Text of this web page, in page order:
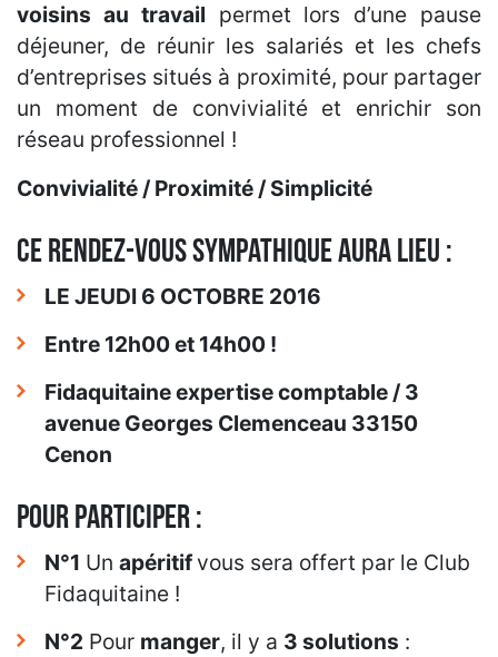
voisins au travail permet lors d’une pause
déjeuner, de réunir les salariés et les chefs
d’entreprises situés à proximité, pour partager
un moment de convivialité et enrichir son
réseau professionnel !
Convivialité / Proximité / Simplicité
CE RENDEZ-VOUS SYMPATHIQUE AURA LIEU :
LE JEUDI 6 OCTOBRE 2016
Entre 12h00 et 14h00 !
Fidaquitaine expertise comptable / 3
avenue Georges Clemenceau 33150
Cenon
POUR PARTICIPER :
N°1 Un apéritifvous sera offert par le Club
Fidaquitaine !
N°2 Pour manger, il y a 3 solutions :